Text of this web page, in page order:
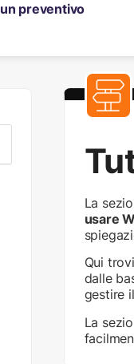
preventivo
La
usare
Qui trovi
dalle
gestire
La